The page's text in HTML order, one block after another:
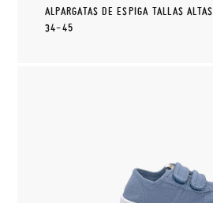
ALPARGATAS DE ESPIGA TALLAS ALTAS
34-45